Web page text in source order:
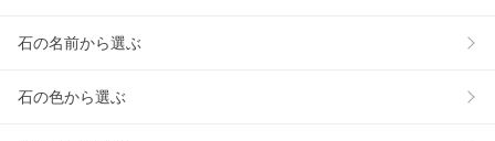
石の名前から選ぶ
石の色から選ぶ